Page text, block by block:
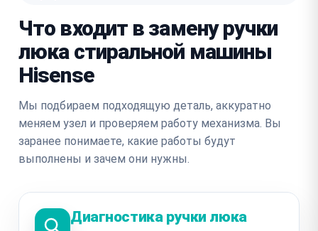
Что входит в замену ручки
люка стиральной машины
Hisense
Мы подбираем подходящую деталь, аккуратно
меняем узел и проверяем работу механизма. Вы
заранее понимаете, какие работы будут
выполнены и зачем они нужны.
Диагностика ручки люка